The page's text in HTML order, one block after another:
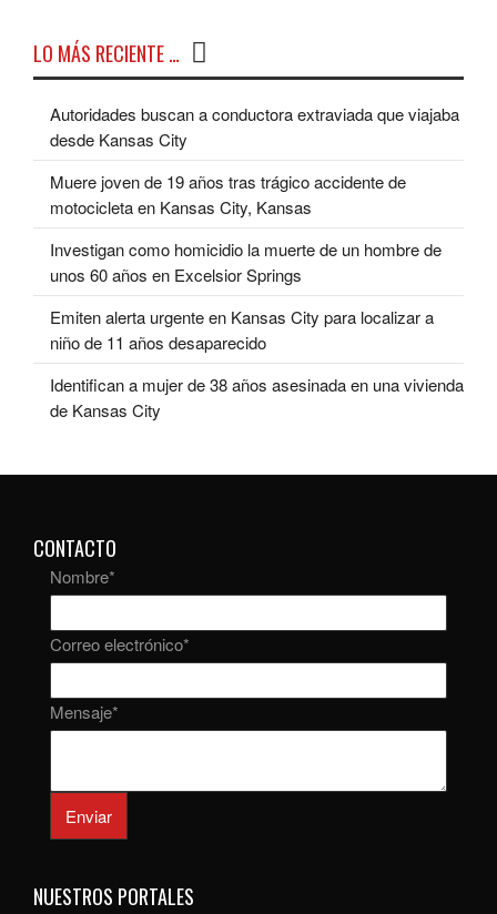
LO MÁS RECIENTE …
Autoridades buscan a conductora extraviada que viajaba
desde Kansas City
Muere joven de 19 años tras trágico accidente de
motocicleta en Kansas City, Kansas
Investigan como homicidio la muerte de un hombre de
unos 60 años en Excelsior Springs
Emiten alerta urgente en Kansas City para localizar a
niño de 11 años desaparecido
Identifican a mujer de 38 años asesinada en una vivienda
de Kansas City
CONTACTO
Nombre*
Correo electrónico*
Mensaje*
Enviar
NUESTROS PORTALES